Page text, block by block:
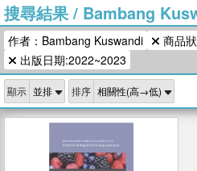
熱搜：
、 The
史是一
登輝時
偉大的
搜尋結果/ Bambang
作者：Bambang Kuswandi
商品
出版日期:2022~2023
顯示 排序